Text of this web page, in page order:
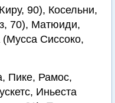
90), Косельни,
70), Матюиди,
Сиссоко,
Пике, Рамос,
Иньеста